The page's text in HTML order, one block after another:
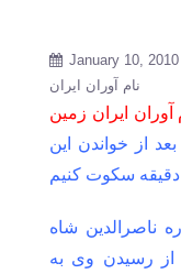
January 10, 2010
نام آوران ایران
آوران ایران زمین
بعد از خواندن این
ناصرالدین شاه
از رسیدن وی به